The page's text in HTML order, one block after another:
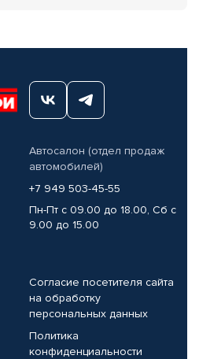
Автосалон (отдел продаж
автомобилей)
+7 949 503-45-55
Пн-Пт с 09.00 до 18.00, Сб с
9.00 до 15.00
Согласие посетителя сайта
на обработку
персональных данных
Политика
конфиденциальности